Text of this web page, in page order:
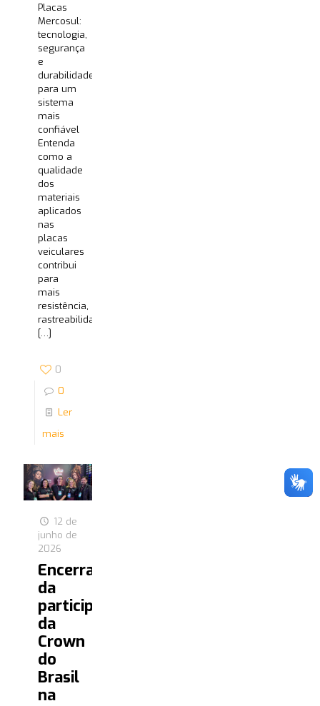
Placas
Mercosul:
tecnologia,
segurança
e
durabilidade
para um
sistema
mais
confiável
Entenda
como a
qualidade
dos
materiais
aplicados
nas
placas
veiculares
contribui
para
mais
resistência,
rastreabilidade
[…]
0
0
Ler
mais
12 de
junho de
2026
Encerramento
da
participação
da
Crown
do
Brasil
na